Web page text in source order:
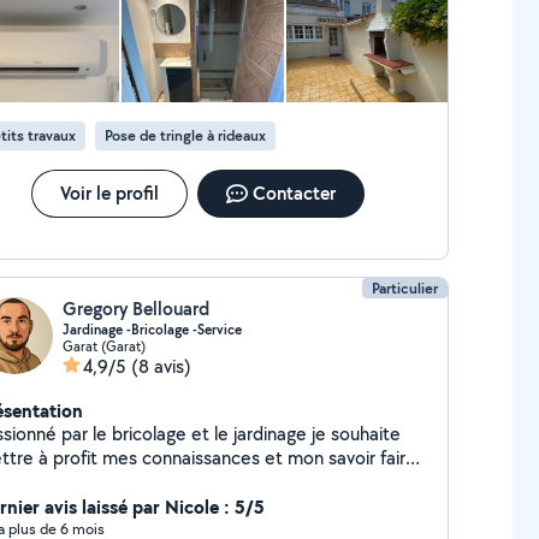
professionnel ( karcher, débroussailleuse, etc
travaux Pose de tringle à rideaux
Voir le profil Contacter
Particulier
Gregory Bellouard
Jardinage -Bricolage -Service
Garat (Garat)
4,9/5 (8 avis)
par le bricolage et le jardinage je souhaite
à profit mes connaissances et mon savoir faire
j'aime le travail bien fait. N'hésitez pas à me
pour tonte de pelouse, petit élagage, taille
avis laissé par Nicole : 5/5
plus de 6 mois